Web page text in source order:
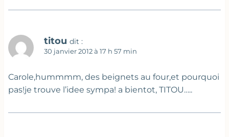
titou dit :
30 janvier 2012 à 17 h 57 min
Carole,hummmm, des beignets au four,et pourquoi
pas!je trouve l’idee sympa! a bientot, TITOU…..